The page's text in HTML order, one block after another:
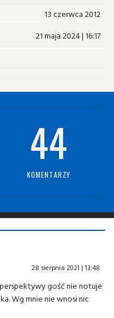
13 czerwca 2012
21 maja 2024 | 16:17
44
KOMENTARZY
28 sierpnia 2021 | 13:48
gość nie notuje
Wg mnie nie wnosi nic